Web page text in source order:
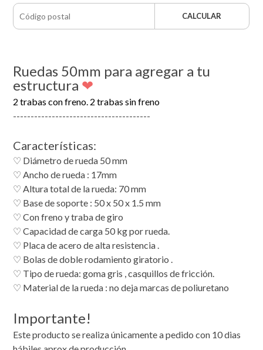
CALCULAR
Ruedas 50mm para agregar a tu
estructura ❤
2 trabas con freno. 2 trabas sin freno
---------------------------------------
Características:
♡ Diámetro de rueda 50 mm
♡ Ancho de rueda : 17mm
♡ Altura total de la rueda: 70 mm
♡ Base de soporte : 50 x 50 x 1.5 mm
♡ Con freno y traba de giro
♡ Capacidad de carga 50 kg por rueda.
♡ Placa de acero de alta resistencia .
♡ Bolas de doble rodamiento giratorio .
♡ Tipo de rueda: goma gris , casquillos de fricción.
♡ Material de la rueda : no deja marcas de poliuretano
Importante!
Este producto se realiza únicamente a pedido con 10 dias